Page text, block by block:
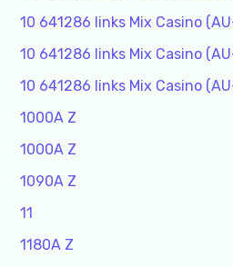
10 641286 links Mix Casino
10 641286 links Mix Casino
10 641286 links Mix Casino
1000A Z
1000A Z
1090A Z
11
1180A Z